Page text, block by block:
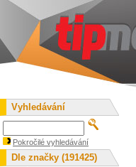
Vyhledávání
Pokročilé vyhledávání
Dle značky (191425)